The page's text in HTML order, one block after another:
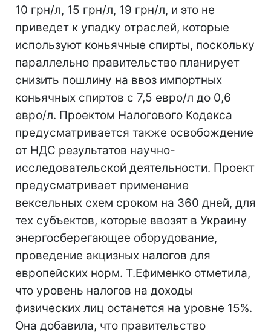
10 грн/л, 15 грн/л, 19 грн/л, и это не
приведет к упадку отраслей, которые
используют коньячные спирты, поскольку
параллельно правительство планирует
снизить пошлину на ввоз импортных
коньячных спиртов с 7,5 евро/л до 0,6
евро/л. Проектом Налогового Кодекса
предусматривается также освобождение
от НДС результатов научно-
исследовательской деятельности. Проект
предусматривает применение
вексельных схем сроком на 360 дней, для
тех субъектов, которые ввозят в Украину
энергосберегающее оборудование,
проведение акцизных налогов для
европейских норм. Т.Ефименко отметила,
что уровень налогов на доходы
физических лиц останется на уровне 15%.
Она добавила, что правительство